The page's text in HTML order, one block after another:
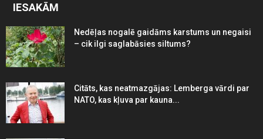
IESAKĀM
Nedēļas nogalē gaidāms karstums un negaisi
– cik ilgi saglabāsies siltums?
Citāts, kas neatmazgājas: Lemberga vārdi par
NATO, kas kļuva par kauna...